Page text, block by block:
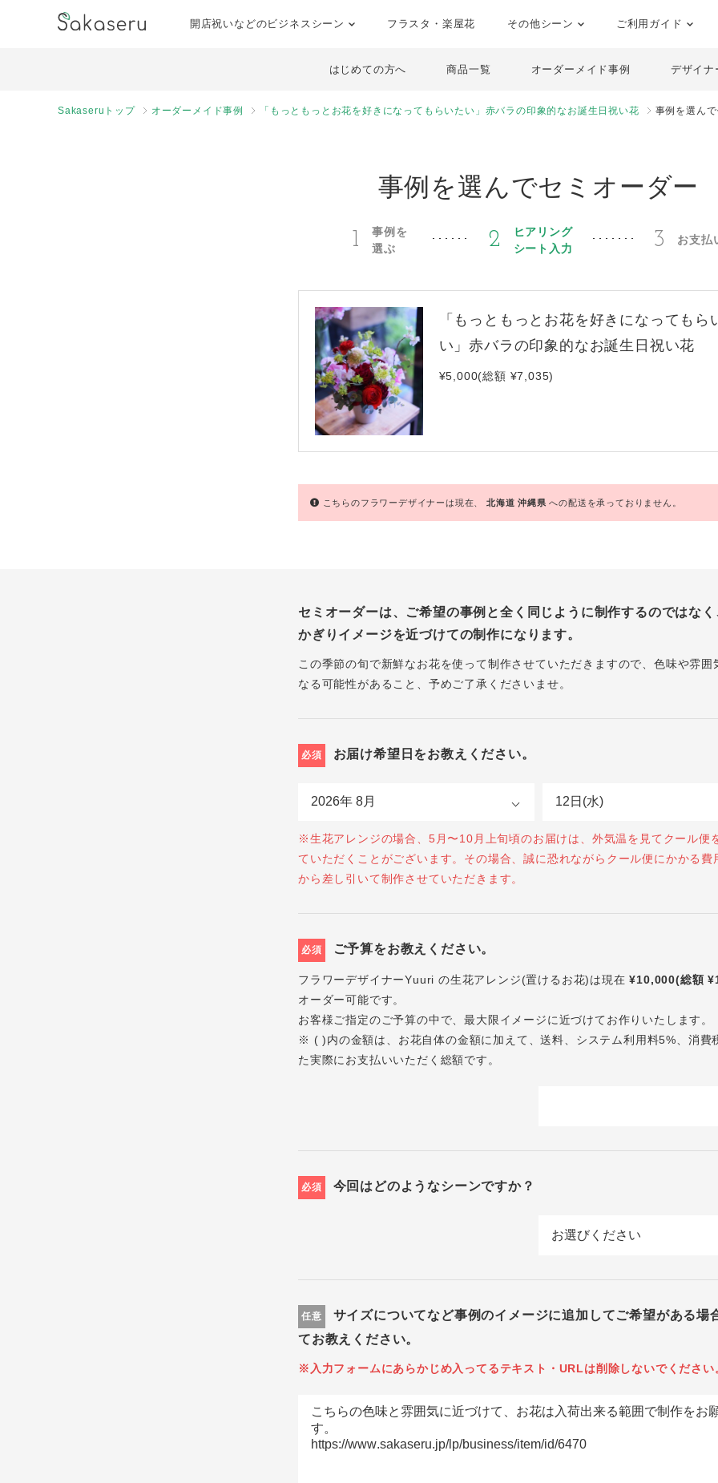
開店祝いなどのビジネスシーン フラスタ・楽屋花 その他シーン ご利用ガイド
はじめての方へ 商品一覧 オーダーメイド事例 デザイナ
Sakaseruトップ オーダーメイド事例 「もっともっとお花を好きになってもらいたい」赤バラの印象的なお誕生日祝い花 事例を選ん
事例を選んでセミオーダー
1
事例を
選ぶ
2
ヒアリング
シート入力
3 お支払
「もっともっとお花を好きになってもら
い」赤バラの印象的なお誕生日祝い花
¥5,000(総額 ¥7,035)
こちらのフラワーデザイナーは現在、北海道沖縄県への配送を承っておりません。
セミオーダーは、ご希望の事例と全く同じように制作するのではな
かぎりイメージを近づけての制作になります。
この季節の旬で新鮮なお花を使って制作させていただきますので、色味や雰囲
なる可能性があること、予めご了承くださいませ。
必須 お届け希望日をお教えください。
※生花アレンジの場合、5月〜10月上旬頃のお届けは、外気温を見てクール便
ていただくことがございます。その場合、誠に恐れながらクール便にかかる費
から差し引いて制作させていただきます。
必須 ご予算をお教えください。
フラワーデザイナーYuuri の生花アレンジ(置けるお花)は現在¥10,000(総額
オーダー可能です。
お客様ご指定のご予算の中で、最大限イメージに近づけてお作りいたします。
※ ( )内の金額は、お花自体の金額に加えて、送料、システム利用料5%、消費
た実際にお支払いいただく総額です。
必須 今回はどのようなシーンですか？
任意
サイズについてなど事例のイメージに追加してご希望がある場
てお教えください。
※入力フォームにあらかじめ入ってるテキスト・URLは削除しないでください